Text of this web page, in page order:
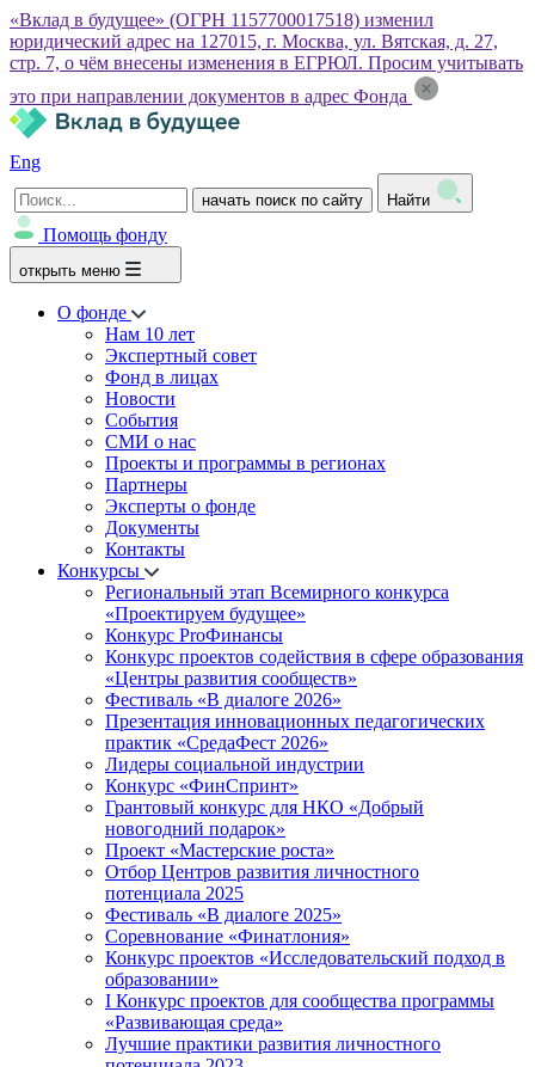
«Вклад в будущее» (ОГРН 1157700017518) изменил
юридический адрес на 127015, г. Москва, ул. Вятская, д. 27,
стр. 7, о чём внесены изменения в ЕГРЮЛ. Просим учитывать
это при направлении документов в адрес Фонда
Eng
начать поиск по сайту Найти
Помощь фонду
открыть меню
О фонде
Нам 10 лет
Экспертный совет
Фонд в лицах
Новости
События
СМИ о нас
Проекты и программы в регионах
Партнеры
Эксперты о фонде
Документы
Контакты
Конкурсы
Региональный этап Всемирного конкурса
«Проектируем будущее»
Конкурс ProФинансы
Конкурс проектов содействия в сфере образования
«Центры развития сообществ»
Фестиваль «В диалоге 2026»
Презентация инновационных педагогических
практик «СредаФест 2026»
Лидеры социальной индустрии
Конкурс «ФинСпринт»
Грантовый конкурс для НКО «Добрый
новогодний подарок»
Проект «Мастерские роста»
Отбор Центров развития личностного
потенциала 2025
Фестиваль «В диалоге 2025»
Соревнование «Финатлония»
Конкурс проектов «Исследовательский подход в
образовании»
I Конкурс проектов для сообщества программы
«Развивающая среда»
Лучшие практики развития личностного